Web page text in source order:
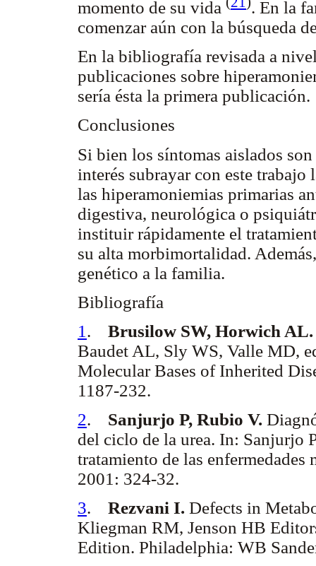
momento de su vida
. En la
comenzar aún con la búsqueda
En la bibliografía revisada a
publicaciones sobre
sería ésta la primera publicación.
Conclusiones
Si bien los síntomas aislados
interés subrayar con este trabajo
las hiperamoniemias primarias
digestiva, neurológica o
instituir rápidamente el
su alta morbimortalidad.
genético a la familia.
Bibliografía
1 . Brusilow SW, Horwich AL.
Baudet AL, Sly WS, Valle MD,
Molecular Bases of Inherited
1187-232.
2. Sanjurjo P, Rubio V.
del ciclo de la urea. In: Sanjurjo
tratamiento de las
2001: 324-32.
3. Rezvani I. Defects in
Kliegman RM, Jenson HB
Edition. Philadelphia: WB